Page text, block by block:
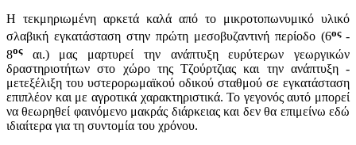
Η τεκμηριωμένη αρκετά καλά από το μικροτοπωνυμικό υλικό
σλαβική εγκατάσταση στην πρώτη μεσοβυζαντινή περίοδο (6ος -
8οςαι.) μας μαρτυρεί την ανάπτυξη ευρύτερων γεωργικών
δραστηριοτήτων στο χώρο της Τζούρτζιας και την ανάπτυξη -
μετεξέλιξη του υστερορωμαϊκού οδικού σταθμού σε εγκατάσταση
επιπλέον και με αγροτικά χαρακτηριστικά. Το γεγονός αυτό μπορεί
να θεωρηθεί φαινόμενο μακράς διάρκειας και δεν θα επιμείνω εδώ
ιδιαίτερα για τη συντομία του χρόνου.